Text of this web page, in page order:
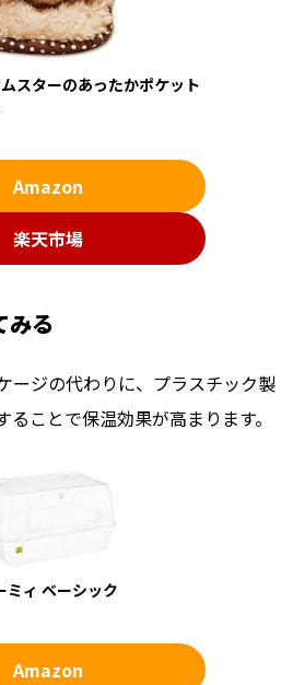
スターのあったかポケット
Amazon
楽天市場
みる
ージの代わりに、プラスチック製
ことで保温効果が高まります。
ミィ ベーシック
Amazon